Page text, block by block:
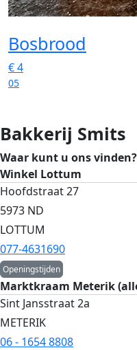
Bosbrood
€4
05
Bakkerij Smits
Waar kunt u ons vinden?
Winkel Lottum
Hoofdstraat 27
5973 ND
LOTTUM
077-4631690
Openingstijden
Marktkraam Meterik
Sint Jansstraat 2a
METERIK
06 - 1654 8808